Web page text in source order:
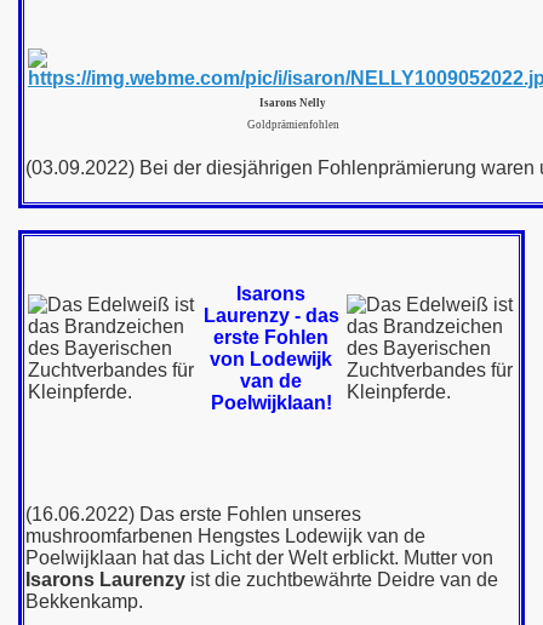
Isarons Nelly
Goldprämienfohlen
(03.09.2022) Bei der diesjährigen Fohlenprämierung
Isarons
Laurenzy - das
erste Fohlen
von Lodewijk
van de
Poelwijklaan!
(16.06.2022) Das erste Fohlen unseres
mushroomfarbenen Hengstes Lodewijk van de
Poelwijklaan hat das Licht der Welt erblickt. Mutter von
Isarons Laurenzy ist die zuchtbewährte Deidre van de
Bekkenkamp.